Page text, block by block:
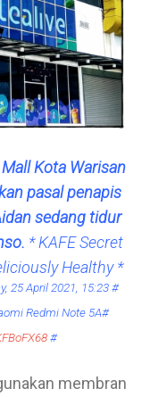
Kota Warisan
pasal penapis
sedang tidur
* KAFE Secret
Healthy *
25 April 2021, 15:23 #
Redmi Note 5A#
#
membran